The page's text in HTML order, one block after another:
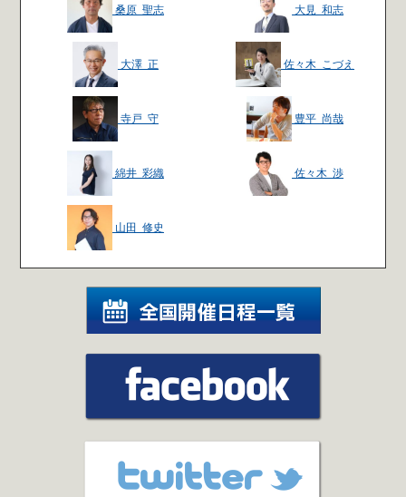
桑原 聖志 大見 和志
大澤 正 佐々木 こづえ
寺戸 守 豊平 尚哉
綿井 彩織 佐々木 渉
山田 修史